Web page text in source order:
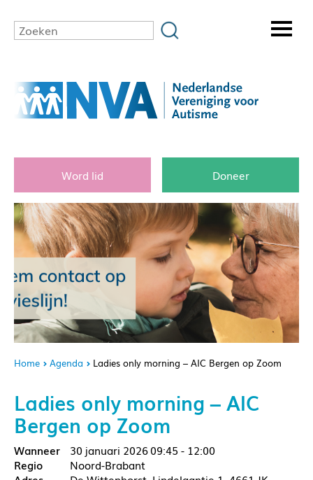
Word lid Doneer
Home Agenda Ladies only morning – AIC Bergen op Zoom
Ladies only morning – AIC
Bergen op Zoom
30 januari 202609:45 - 12:00
Noord-Brabant